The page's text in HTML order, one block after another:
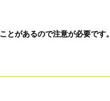
とがあるので注意が必要です。